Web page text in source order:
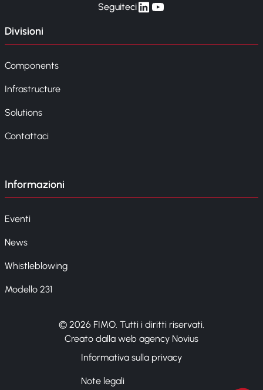
Seguitecilinkedin
yt
Divisioni
Components
Infrastructure
Solutions
Contattaci
Informazioni
Eventi
News
Whistleblowing
Modello 231
© 2026 FIMO. Tutti i diritti riservati.
Creato dalla web agency Novius
Informativa sulla privacy
Note legali